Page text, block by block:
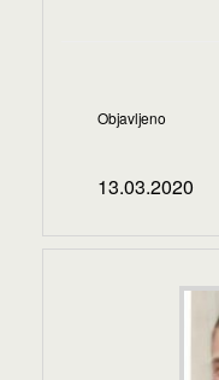
Objavljeno
13.03.2020